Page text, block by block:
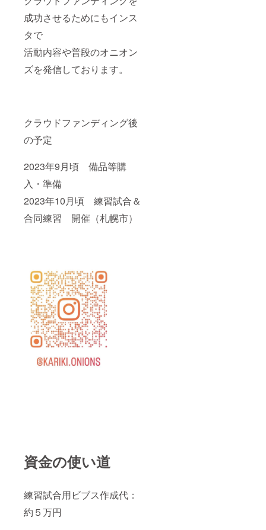
成功させるためにもインス
タで
活動内容や普段のオニオン
ズを発信しております。
クラウドファンディング後
の予定
2023年9月頃 備品等購
入・準備
2023年10月頃 練習試合＆
合同練習 開催（札幌市）
資金の使い道
練習試合用ビブス作成代：
約５万円